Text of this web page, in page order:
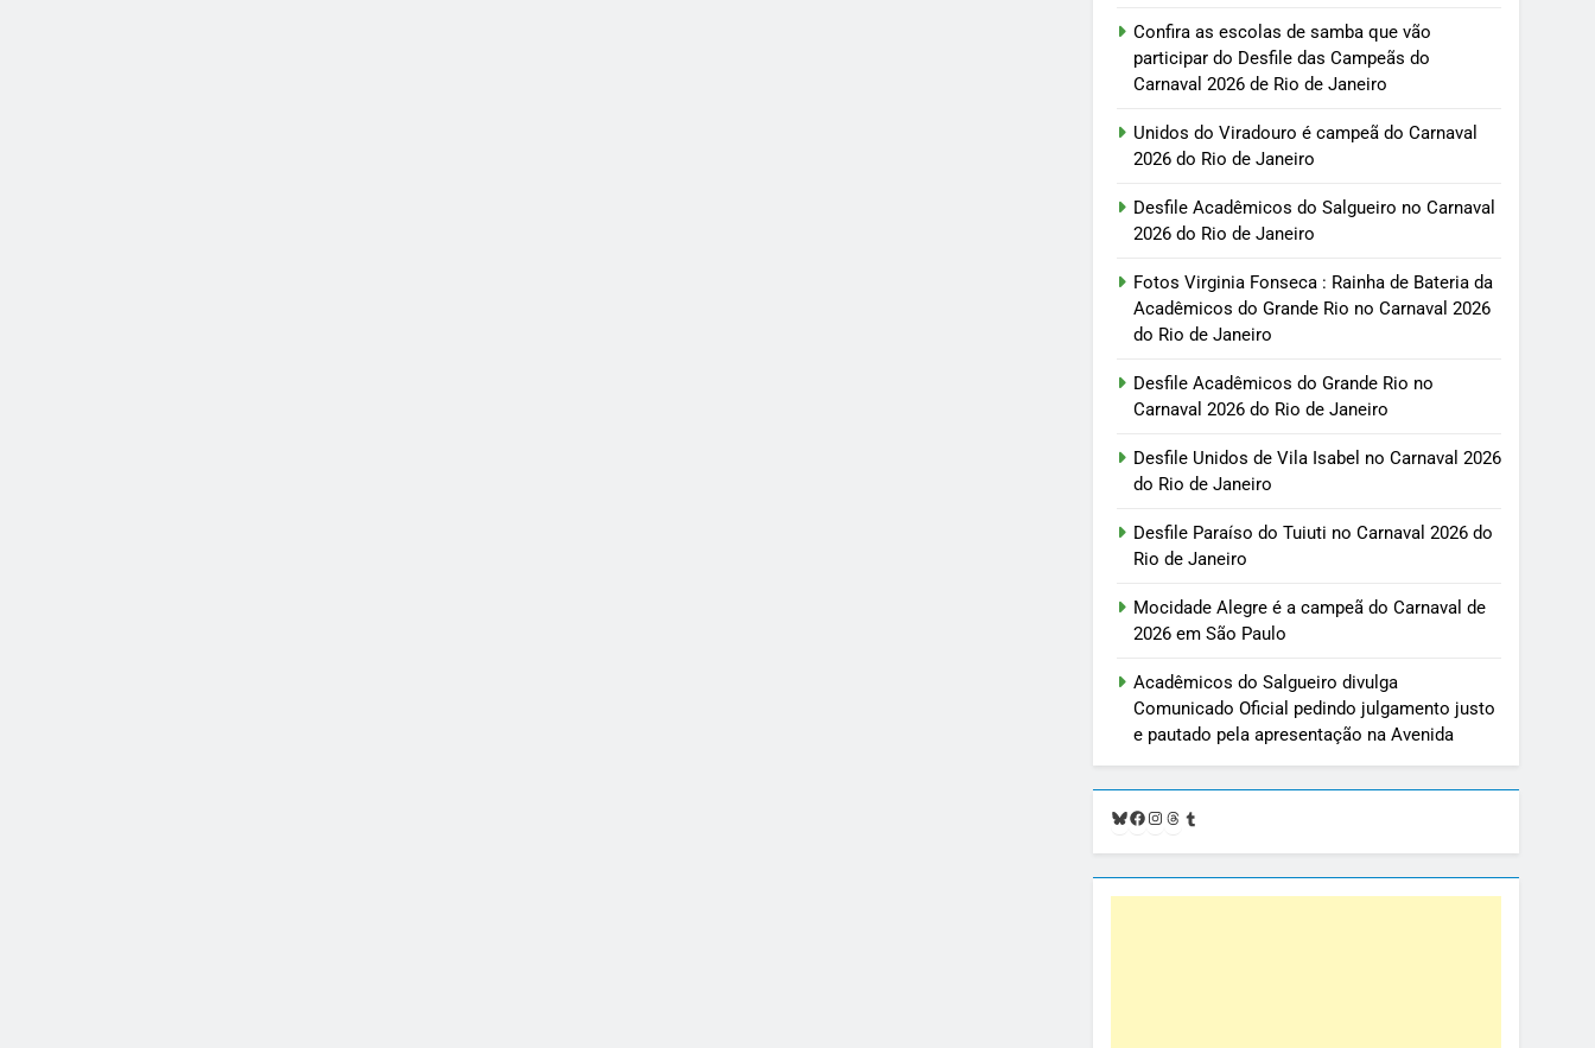
Confira as escolas de samba que vão
participar do Desfile das Campeãs do
Carnaval 2026 de Rio de Janeiro
Unidos do Viradouro é campeã do Carnaval
2026 do Rio de Janeiro
Desfile Acadêmicos do Salgueiro no Carnaval
2026 do Rio de Janeiro
Fotos Virginia Fonseca : Rainha de Bateria da
Acadêmicos do Grande Rio no Carnaval 2026
do Rio de Janeiro
Desfile Acadêmicos do Grande Rio no
Carnaval 2026 do Rio de Janeiro
Desfile Unidos de Vila Isabel no Carnaval 2026
do Rio de Janeiro
Desfile Paraíso do Tuiuti no Carnaval 2026 do
Rio de Janeiro
Mocidade Alegre é a campeã do Carnaval de
2026 em São Paulo
Acadêmicos do Salgueiro divulga
Comunicado Oficial pedindo julgamento justo
e pautado pela apresentação na Avenida
Bluesky
Facebook
Instagram
Threads